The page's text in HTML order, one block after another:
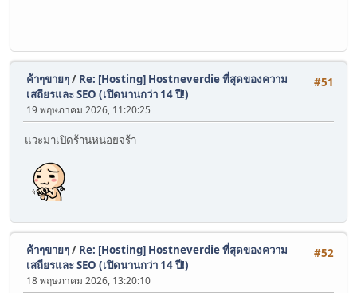
#51
ค้าๆขายๆ/ Re: [Hosting] Hostneverdie ที่สุดของความ
เสถียรและ SEO (เปิดนานกว่า 14 ปี!)
19 พฤษภาคม 2026, 11:20:25
แวะมาเปิดร้านหน่อยจร้า
#52
ค้าๆขายๆ/ Re: [Hosting] Hostneverdie ที่สุดของความ
เสถียรและ SEO (เปิดนานกว่า 14 ปี!)
18 พฤษภาคม 2026, 13:20:10